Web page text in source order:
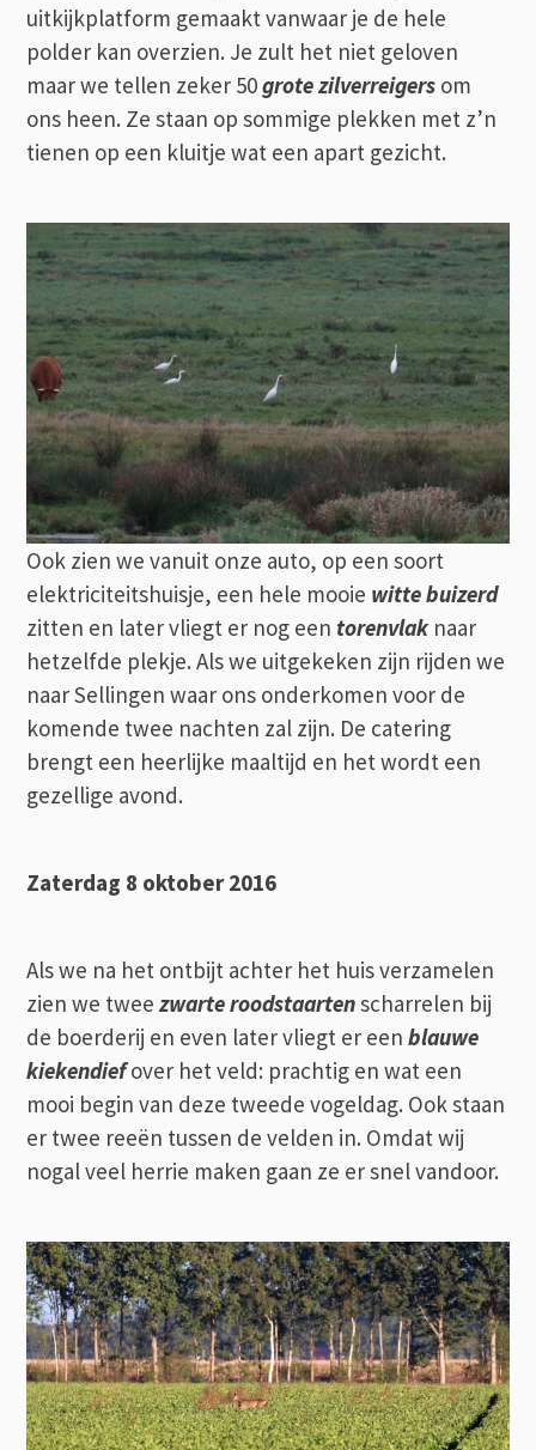
uitkijkplatform gemaakt vanwaar je de hele
polder kan overzien. Je zult het niet geloven
maar we tellen zeker 50grote zilverreigers om
ons heen. Ze staan op sommige plekken met z’n
tienen op een kluitje wat een apart gezicht.
Ook zien we vanuit onze auto, op een soort
elektriciteitshuisje, een hele mooie witte buizerd
zitten en later vliegt er nog een torenvlaknaar
hetzelfde plekje. Als we uitgekeken zijn rijden we
naar Sellingen waar ons onderkomen voor de
komende twee nachten zal zijn. De catering
brengt een heerlijke maaltijd en het wordt een
gezellige avond.
Zaterdag 8 oktober 2016
Als we na het ontbijt achter het huis verzamelen
zien we tweezwarte roodstaartenscharrelen bij
de boerderij en even later vliegt er eenblauwe
kiekendiefover het veld: prachtig en wat een
mooi begin van deze tweede vogeldag. Ook staan
er twee reeën tussen de velden in. Omdat wij
nogal veel herrie maken gaan ze er snel vandoor.